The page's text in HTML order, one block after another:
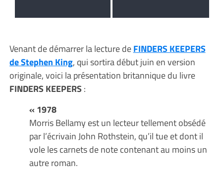
Venant de démarrer la lecture deFINDERS KEEPERS
de Stephen King, qui sortira début juin en version
originale, voici la présentation britannique du livre
FINDERS KEEPERS :
« 1978
Morris Bellamy est un lecteur tellement obsédé
par l’écrivain John Rothstein, qu’il tue et dont il
vole les carnets de note contenant au moins un
autre roman.